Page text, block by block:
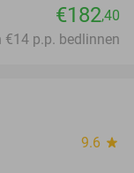
€182,40
€14 p.p. bedlinnen
9.6 star